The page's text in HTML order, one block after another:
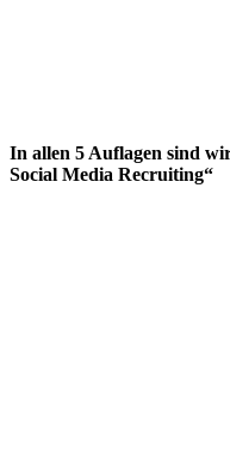
In allen 5 Auflagen sind
Social Media Recruiting“